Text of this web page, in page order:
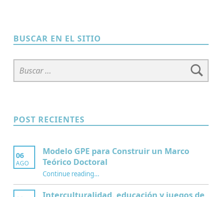
BUSCAR EN EL SITIO
Buscar:
POST RECIENTES
06
AGO
Modelo GPE para Construir un Marco
Teórico Doctoral
Continue reading“Modelo GPE para Construir un Marco Teórico Doctoral”
…